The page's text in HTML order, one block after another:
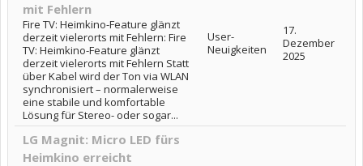
mit Fehlern
Fire TV: Heimkino-Feature glänzt
derzeit vielerorts mit Fehlern: Fire
TV: Heimkino-Feature glänzt
derzeit vielerorts mit Fehlern Statt
über Kabel wird der Ton via WLAN
synchronisiert – normalerweise
eine stabile und komfortable
Lösung für Stereo- oder sogar...
User-
Neuigkeiten
17.
Dezember
2025
LG Magnit: Micro LED fürs
Heimkino erreicht